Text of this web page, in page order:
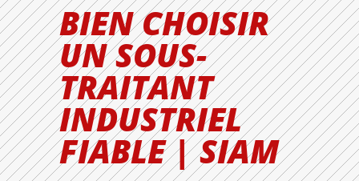
BIEN CHOISIR
UN SOUS-
TRAITANT
INDUSTRIEL
FIABLE | SIAM